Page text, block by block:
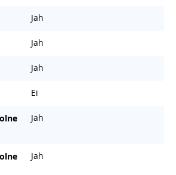
Jah
Jah
Jah
Ei
Jah
Jah